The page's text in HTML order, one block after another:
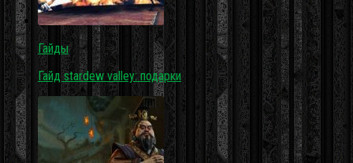
Гайды
Гайд stardew valley: подарки